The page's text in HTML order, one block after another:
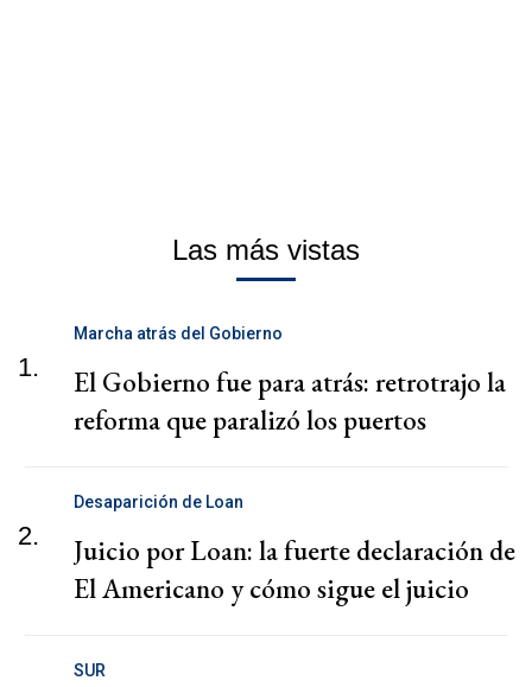
Las más vistas
1.
Marcha atrás del Gobierno
El Gobierno fue para atrás: retrotrajo la
reforma que paralizó los puertos
2.
Desaparición de Loan
Juicio por Loan: la fuerte declaración de
El Americano y cómo sigue el juicio
SUR